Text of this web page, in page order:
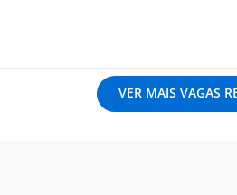
VER MAIS VAGAS